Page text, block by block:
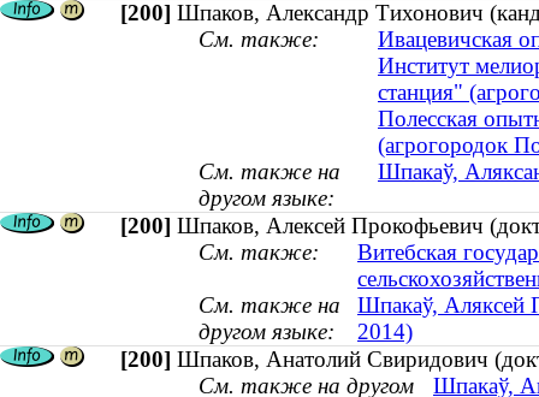
[200] Шпаков, Александр Тихонович
См. также:
Ивацевичская
Институт
станция"
Полесская
(агрогородок
См. также на
другом языке:
Шпакаў,
[200] Шпаков, Алексей Прокофьевич
См. также:
Витебская
См. также на
другом языке:
Шпакаў, Аляксей
2014)
[200] Шпаков, Анатолий Свиридович
См. также на другом
Шпакаў,